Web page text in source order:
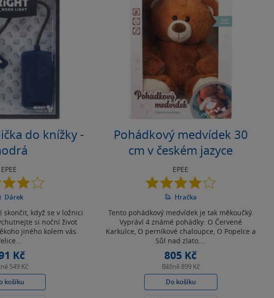
do knížky -
EPEE
4.0
z
5
Dárek
skončit, když se v ložnici
si noční život
jiného kolem vás.
Kč
549 Kč
košíku
Pohádkový medvídek 30
cm v českém jazyce
EPEE
4.0
z
5
Hračka
Tento pohádkový medvídek je tak měkoučký.
Vypráví 4 známé pohádky: O Červené
Karkulce, O perníkové chaloupce, O Popelce a
Sůl nad zlato....
805 Kč
Běžně 899 Kč
Do košíku